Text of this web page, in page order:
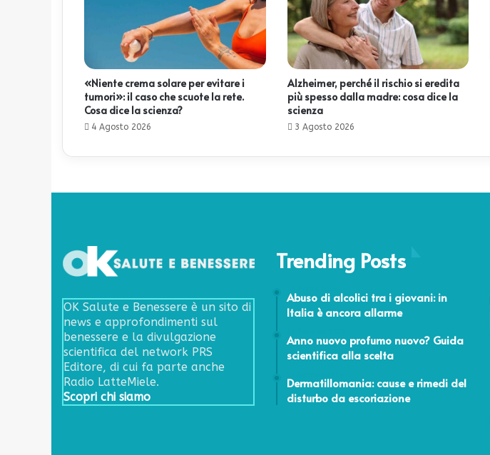
«Niente crema solare per evitare i
tumori»: il caso che scuote la rete.
Cosa dice la scienza?
4 Agosto 2026
Alzheimer, perché il rischio si eredita
più spesso dalla madre: cosa dice la
scienza
3 Agosto 2026
OK Salute e Benessere è un sito di
news e approfondimenti sul
benessere e la divulgazione
scientifica del network PRS
Editore, di cui fa parte anche
Radio LatteMiele.
Scopri chi siamo
Trending Posts
Abuso di alcolici tra i giovani: in
Italia è ancora allarme
Anno nuovo profumo nuovo? Guida
scientifica alla scelta
Dermatillomania: cause e rimedi del
disturbo da escoriazione